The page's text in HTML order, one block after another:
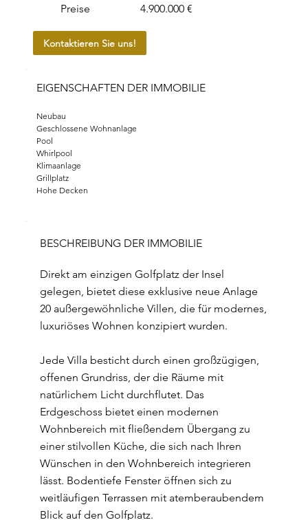
Preise 4.900.000 €
Kontaktieren Sie uns!
EIGENSCHAFTEN DER IMMOBILIE
Neubau
Geschlossene Wohnanlage
Pool
Whirlpool
Klimaanlage
Grillplatz
Hohe Decken
BESCHREIBUNG DER IMMOBILIE
Direkt am einzigen Golfplatz der Insel
gelegen, bietet diese exklusive neue Anlage
20 außergewöhnliche Villen, die für modernes,
luxuriöses Wohnen konzipiert wurden.
Jede Villa besticht durch einen großzügigen,
offenen Grundriss, der die Räume mit
natürlichem Licht durchflutet. Das
Erdgeschoss bietet einen modernen
Wohnbereich mit fließendem Übergang zu
einer stilvollen Küche, die sich nach Ihren
Wünschen in den Wohnbereich integrieren
lässt. Bodentiefe Fenster öffnen sich zu
weitläufigen Terrassen mit atemberaubendem
Blick auf den Golfplatz.